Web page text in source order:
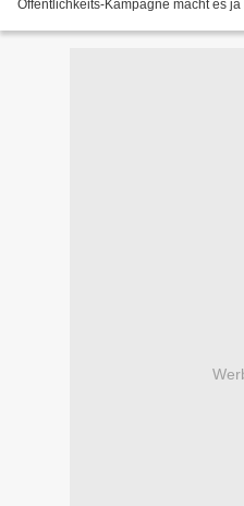
Öffentlichkeits-Kampagne macht es